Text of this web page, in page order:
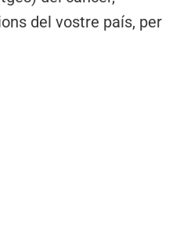
del vostre país, per